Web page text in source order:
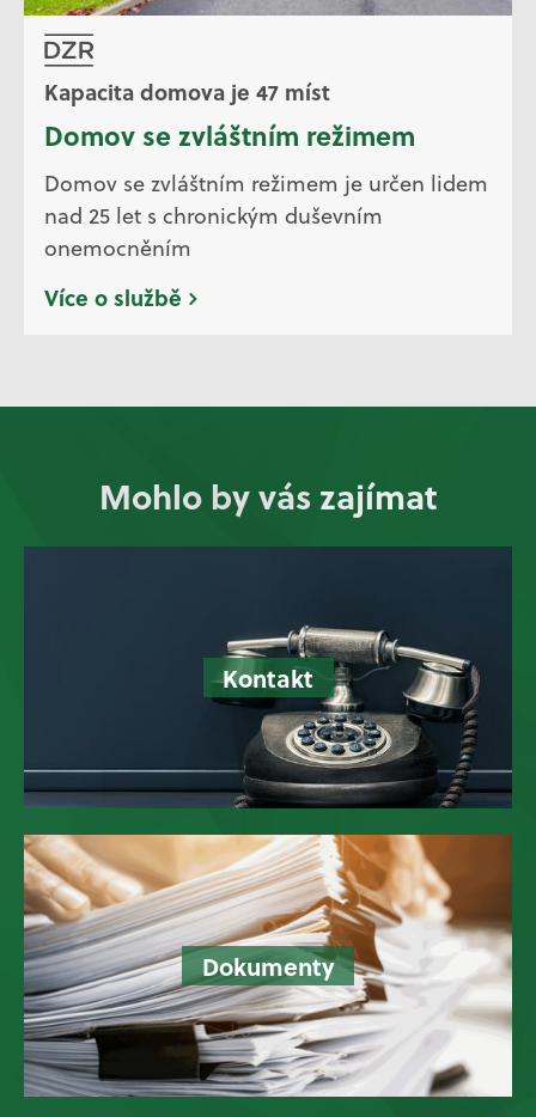
Kapacita domova je 47 míst
Domov se zvláštním režimem
Domov se zvláštním režimem je určen lidem
nad 25 let s chronickým duševním
onemocněním
Více o službě
Mohlo by vás zajímat
Kontakt
Dokumenty